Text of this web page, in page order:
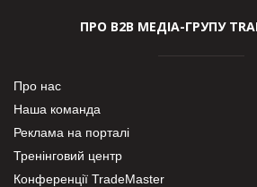
ПРО В2В МЕДІА-ГРУПУ
Про нас
Наша команда
Реклама на порталі
Тренінговий центр
Конференції TradeMaster